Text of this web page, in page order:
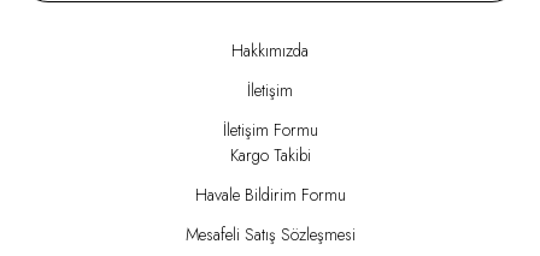
Hakkımızda
İletişim
İletişim Formu
Kargo Takibi
Havale Bildirim Formu
Mesafeli Satış Sözleşmesi